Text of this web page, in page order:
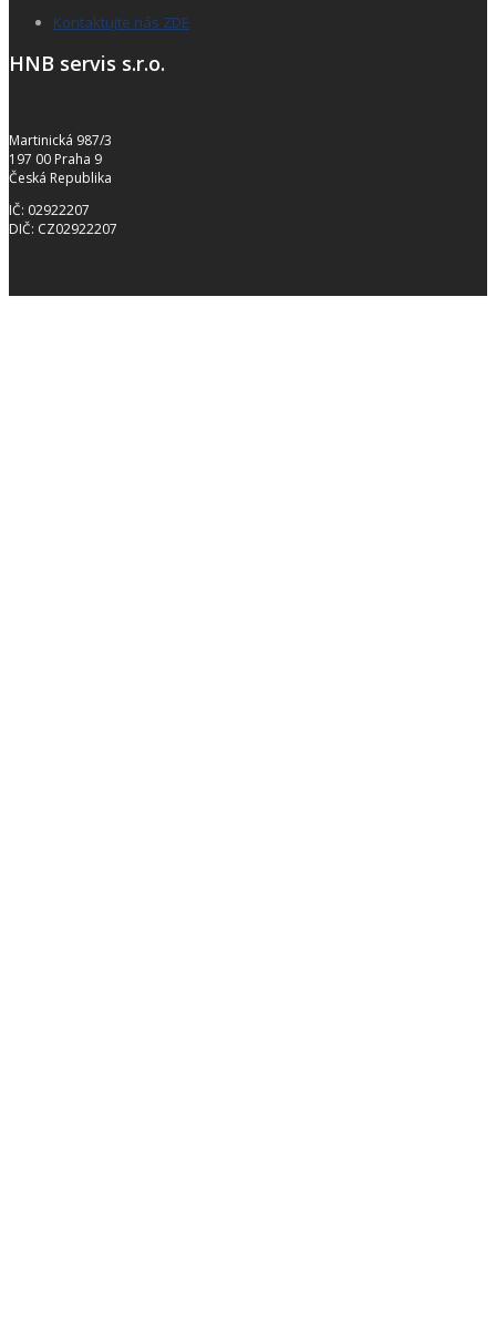
Kontaktujte nás ZDE
HNB servis s.r.o.
Martinická 987/3
197 00 Praha 9
Česká Republika
IČ: 02922207
DIČ: CZ02922207